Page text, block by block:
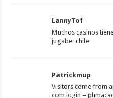
LannyTof
Muchos casinos
jugabet chile
Patrickmup
Visitors come from
com login –